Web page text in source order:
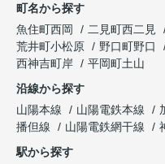
町名から探す
魚住町西岡
二見町西二見
荒井町小松原
野口町野口
西神吉町岸
平岡町土山
沿線から探す
山陽本線
山陽電鉄本線
播但線
山陽電鉄網干線
駅から探す